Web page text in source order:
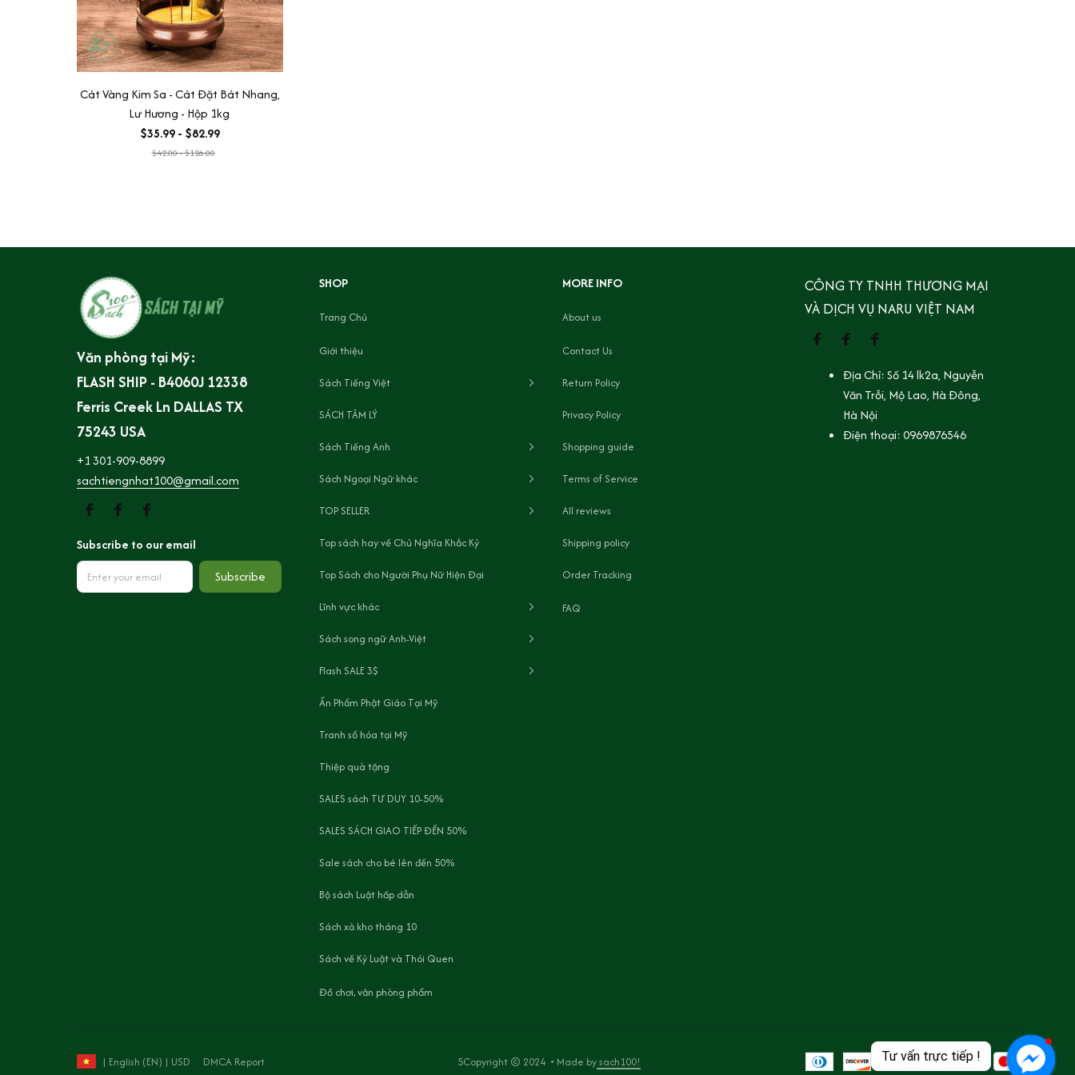
Cát Vàng Kim Sa - Cát Đặt Bát Nhang,
Lư Hương - Hộp 1kg
$35.99 - $82.99
$42.00 - $126.00
Văn phòng tại Mỹ:
FLASH SHIP - B4060J 12338
Ferris Creek Ln DALLAS TX
75243 USA
+1 301-909-8899
sachtiengnhat100@gmail.com
Subscribe to our email
Subscribe
SHOP
Trang Chủ
Giới thiệu
Sách Tiếng Việt
SÁCH TÂM LÝ
Sách Tiếng Anh
Sách Ngoại Ngữ khác
TOP SELLER
Top sách hay về Chủ Nghĩa Khắc Kỷ
Top Sách cho Người Phụ Nữ Hiện Đại
Lĩnh vực khác
Sách song ngữ Anh-Việt
Flash SALE 3$
Ấn Phẩm Phật Giáo Tại Mỹ
Tranh số hóa tại Mỹ
Thiệp quà tặng
SALES sách TƯ DUY 10-50%
SALES SÁCH GIAO TIẾP ĐẾN 50%
Sale sách cho bé lên đến 50%
Bộ sách Luật hấp dẫn
Sách xả kho tháng 10
Sách về Kỷ Luật và Thói Quen
Đồ chơi, văn phòng phẩm
MORE INFO
About us
Contact Us
Return Policy
Privacy Policy
Shopping guide
Terms of Service
All reviews
Shipping policy
Order Tracking
FAQ
CÔNG TY TNHH THƯƠNG MẠI
VÀ DỊCH VỤ NARU VIỆT NAM
Địa Chỉ: Số 14 lk2a, Nguyễn
Văn Trỗi, Mộ Lao, Hà Đông,
Hà Nội
Điện thoại: 0969876546
| English (EN) | USD DMCA Report 5Copyright © 2024  • Made by sach100!